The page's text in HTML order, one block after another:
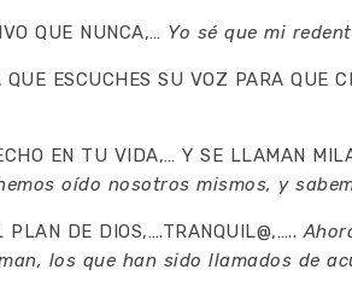
QUE NUNCA,… Yo sé que mi
QUE ESCUCHES SU VOZ PARA QUE
EN TU VIDA,… Y SE LLAMAN
oído nosotros mismos, y
PLAN DE DIOS,….TRANQUIL@,…..
los que han sido llamados de